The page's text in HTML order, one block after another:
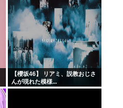
す。母の薦めでこちらに参りま
した」と言っているが、...
【櫻坂46】 リアミ、説教おじさ
んが現れた模様...